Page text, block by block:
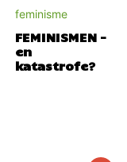
FEMINISMEN –
en
katastrofe?